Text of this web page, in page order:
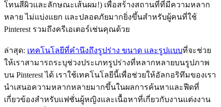
โทนสีผิวและลักษณะเส้นผม!) เพื่อสร้างสถานที่ที่มีความหลาก
หลาย ไม่แบ่งแยก และปลอดภัยมากยิ่งขึ้นสำหรับผู้คนที่ใช้
Pinterest รวมถึงครีเอเตอร์เช่นคุณด้วย
ล่าสุด: เทคโนโลยีที่คำนึงถึงรูปร่าง ขนาด และรูปแบบที่จะช่วย
ให้เราสามารถระบุช่วงประเภทรูปร่างที่หลากหลายบนรูปภาพ
บน Pinterest ได้ เราใช้เทคโนโลยีนี้เพื่อช่วยให้อัลกอริทึมของเรา
นำเสนอความหลากหลายมากขึ้นในผลการค้นหาและฟีดที่
เกี่ยวข้องสำหรับแฟชั่นผู้หญิงและเนื้อหาที่เกี่ยวกับงานแต่งงาน